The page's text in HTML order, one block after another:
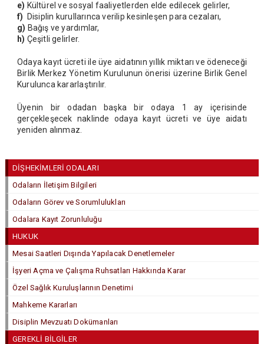
e) Kültürel ve sosyal faaliyetlerden elde edilecek gelirler,
f) Disiplin kurullarınca verilip kesinleşen para cezaları,
g) Bağış ve yardımlar,
h) Çeşitli gelirler.
Odaya kayıt ücreti ile üye aidatının yıllık miktarı ve ödeneceği
Birlik Merkez Yönetim Kurulunun önerisi üzerine Birlik Genel
Kurulunca kararlaştırılır.
Üyenin bir odadan başka bir odaya 1 ay içerisinde
gerçekleşecek naklinde odaya kayıt ücreti ve üye aidatı
yeniden alınmaz.
DİŞHEKİMLERİ ODALARI
Odaların İletişim Bilgileri
Odaların Görev ve Sorumlulukları
Odalara Kayıt Zorunluluğu
HUKUK
Mesai Saatleri Dışında Yapılacak Denetlemeler
İşyeri Açma ve Çalışma Ruhsatları Hakkında Karar
Özel Sağlık Kuruluşlarının Denetimi
Mahkeme Kararları
Disiplin Mevzuatı Dokümanları
GEREKLİ BİLGİLER